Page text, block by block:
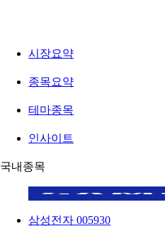
시장요약
종목요약
테마종목
인사이트
국내종목
삼성전자 005930